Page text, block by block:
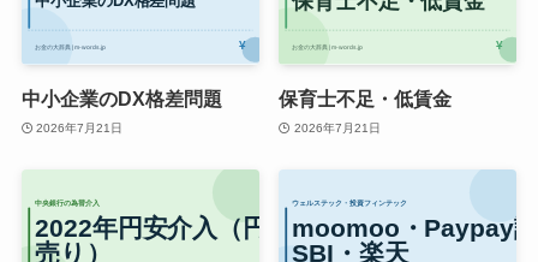
中小企業のDX格差問題
2026年7月21日
保育士不足・低賃金
2026年7月21日